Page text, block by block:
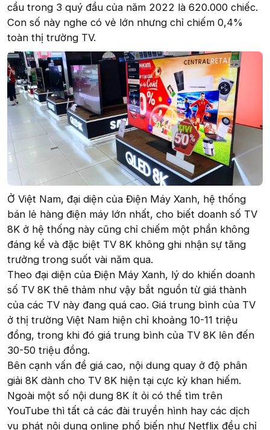
cầu trong 3 quý đầu của năm 2022 là 620.000 chiếc.
Con số này nghe có vẻ lớn nhưng chỉ chiếm 0,4%
toàn thị trường TV.
Ở Việt Nam, đại diện của Điện Máy Xanh, hệ thống
bán lẻ hàng điện máy lớn nhất, cho biết doanh số TV
8K ở hệ thống này cũng chỉ chiếm một phần không
đáng kể và đặc biệt TV 8K không ghi nhận sự tăng
trưởng trong suốt vài năm qua.
Theo đại diện của Điện Máy Xanh, lý do khiến doanh
số TV 8K thê thảm như vậy bắt nguồn từ giá thành
của các TV này đang quá cao. Giá trung bình của TV
ở thị trường Việt Nam hiện chỉ khoảng 10-11 triệu
đồng, trong khi đó giá trung bình của TV 8K lên đến
30-50 triệu đồng.
Bên cạnh vấn đề giá cao, nội dung quay ở độ phân
giải 8K dành cho TV 8K hiện tại cực kỳ khan hiếm.
Ngoài một số nội dung 8K ít ỏi có thể tìm trên
YouTube thì tất cả các đài truyền hình hay các dịch
vụ phát nội dung online phổ biến như Netflix đều chỉ